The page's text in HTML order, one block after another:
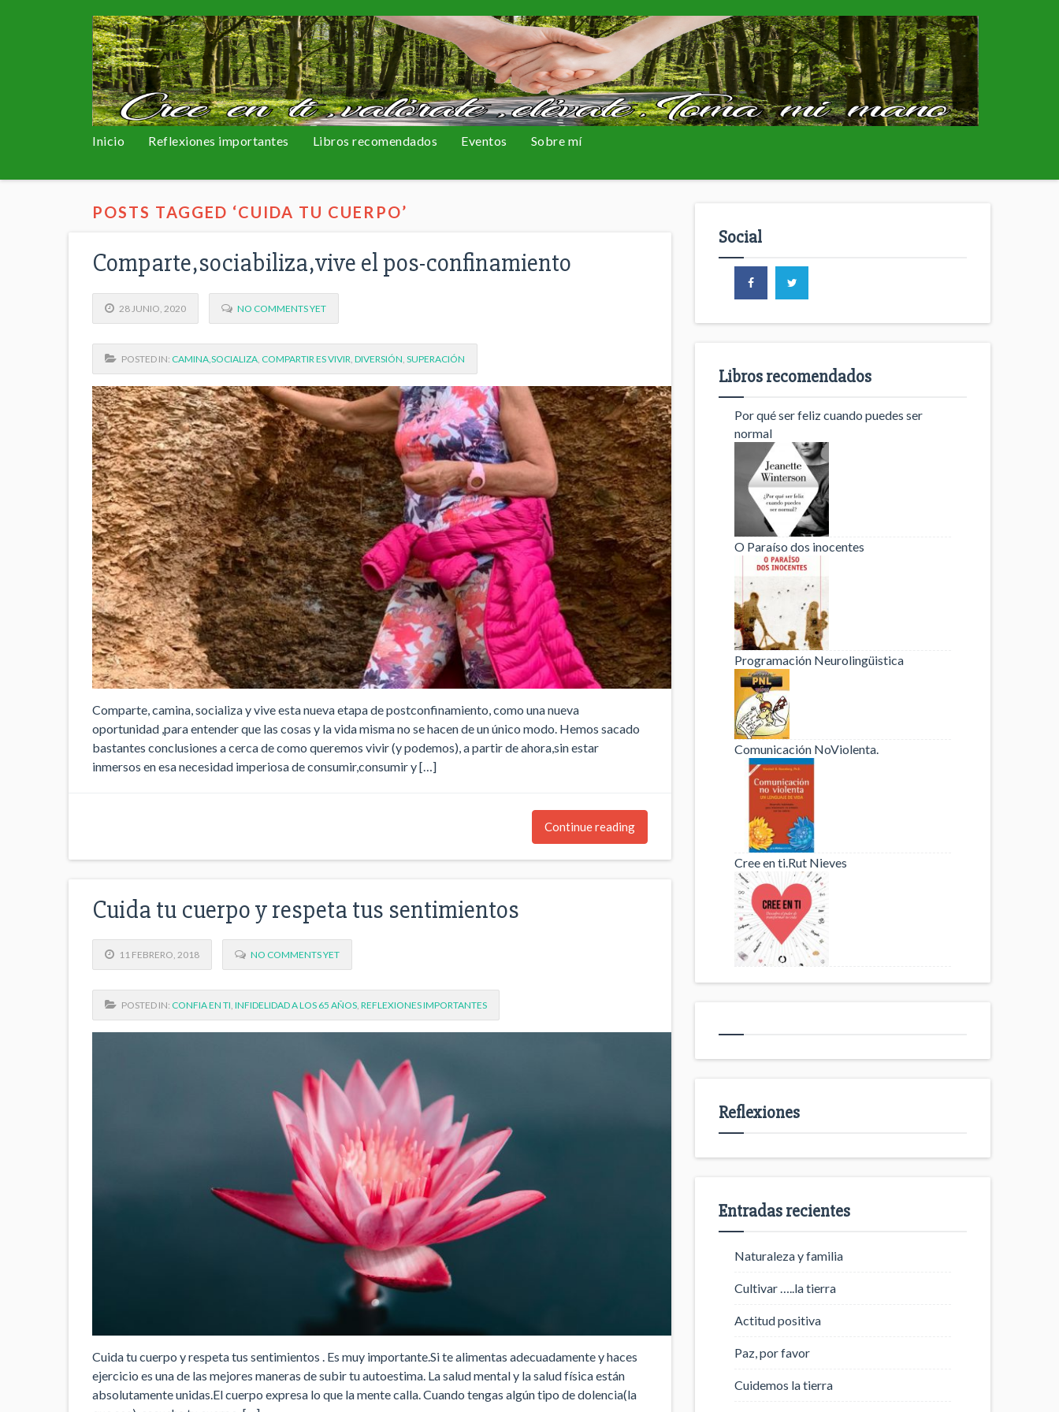
Inicio Reflexiones importantes Libros recomendados Eventos Sobre mí
POSTS TAGGED ‘CUIDA TU CUERPO’
Comparte,sociabiliza,vive el pos-confinamiento
28 JUNIO, 2020 NO COMMENTS YET
POSTED IN: CAMINA,SOCIALIZA COMPARTIR ES VIVIR DIVERSIÓN SUPERACIÓN
Comparte, camina, socializa y vive esta nueva etapa de postconfinamiento, como una nueva
oportunidad ,para entender que las cosas y la vida misma no se hacen de un único modo. Hemos sacado
bastantes conclusiones a cerca de como queremos vivir (y podemos), a partir de ahora,sin estar
inmersos en esa necesidad imperiosa de consumir,consumir y […]
Continue reading
Cuida tu cuerpo y respeta tus sentimientos
11 FEBRERO, 2018 NO COMMENTS YET
POSTED IN: CONFIA EN TI, INFIDELIDAD A LOS 65 AÑOS, REFLEXIONES IMPORTANTES
Cuida tu cuerpo y respeta tus sentimientos . Es muy importante.Si te alimentas adecuadamente y haces
ejercicio es una de las mejores maneras de subir tu autoestima. La salud mental y la salud física están
absolutamente unidas.El cuerpo expresa lo que la mente calla. Cuando tengas algún tipo de dolencia(la
Social
Libros recomendados
Por qué ser feliz cuando puedes ser
normal
O Paraíso dos inocentes
Programación Neurolingüistica
Comunicación NoViolenta.
Cree en ti.Rut Nieves
Reflexiones
Entradas recientes
Naturaleza y familia
Cultivar …..la tierra
Actitud positiva
Paz, por favor
Cuidemos la tierra